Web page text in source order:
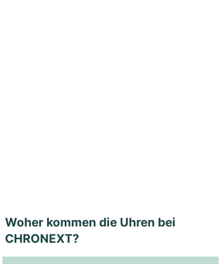
Woher kommen die Uhren bei
CHRONEXT?